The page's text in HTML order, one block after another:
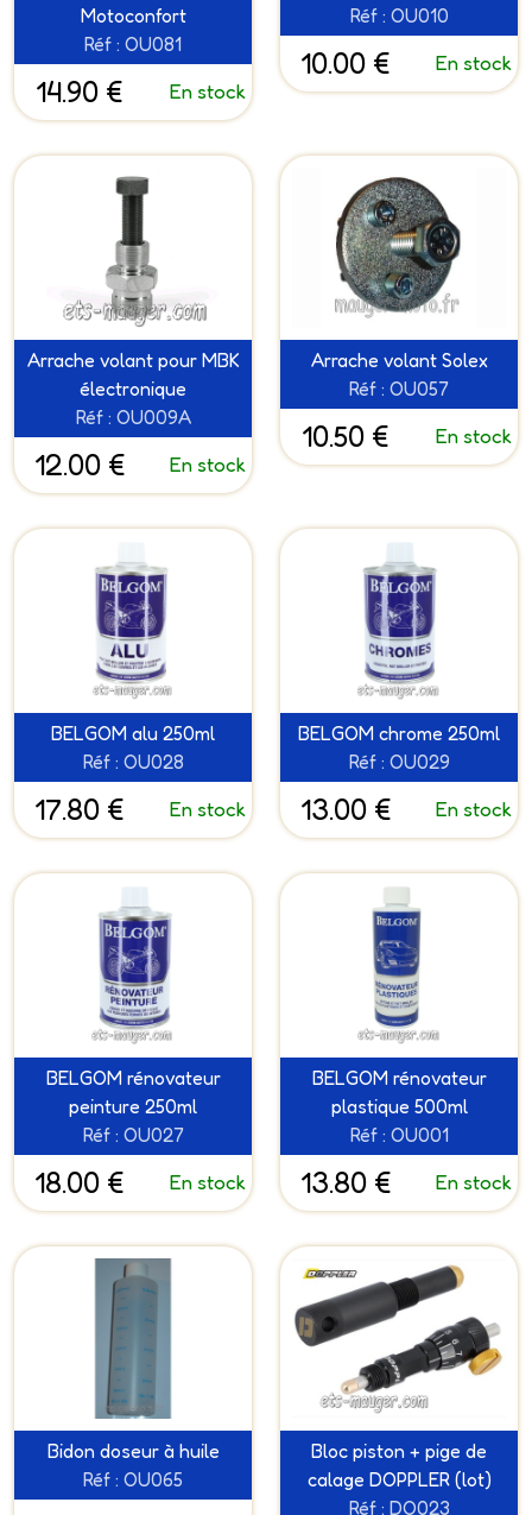
Motoconfort
Réf : OU081
14.90 € En stock
Réf : OU010
10.00 € En stock
Arrache volant pour MBK
électronique
Réf : OU009A
12.00 € En stock
Arrache volant Solex
Réf : OU057
10.50 € En stock
BELGOM alu 250ml
Réf : OU028
17.80 € En stock
BELGOM chrome 250ml
Réf : OU029
13.00 € En stock
BELGOM rénovateur
peinture 250ml
Réf : OU027
18.00 € En stock
BELGOM rénovateur
plastique 500ml
Réf : OU001
13.80 € En stock
Bidon doseur à huile
Réf : OU065
Bloc piston + pige de
calage DOPPLER (lot)
Réf : DO023